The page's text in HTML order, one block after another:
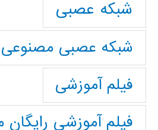
شبکه عصبی
شبکه عصبی مصنوعی
فیلم آموزشی
فیلم آموزشی رایگان